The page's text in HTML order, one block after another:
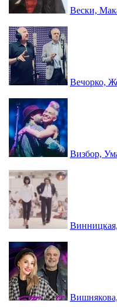
Вески,
Вечорко,
Визбор,